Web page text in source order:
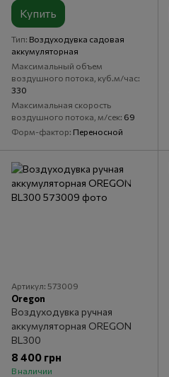
Купить
Тип Воздуходувка садовая
аккумуляторная
Максимальный объем
воздушного потока, куб.м/час
330
Максимальная скорость
воздушного потока, м/сек 69
Форм-фактор Переносной
Артикул: 573009
Oregon
Воздуходувка ручная
аккумуляторная OREGON
BL300
8 400 грн
В наличии